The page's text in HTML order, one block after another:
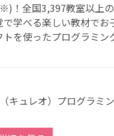
！全国3,397教室以上
学べる楽しい教材でお
を使ったプログラミ
キュレオ）プログラミ